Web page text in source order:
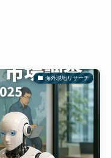
海外現地リサーチ